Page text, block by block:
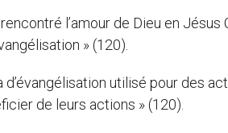
l’amour de Dieu en Jésus
» (120).
utilisé pour des
de leurs actions » (120).